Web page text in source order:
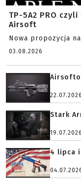
TP-5A2 PRO
Airsoft
Nowa propozycja
03.08.2026
22.07.2026
Stark
19.07.2026
4 lipca